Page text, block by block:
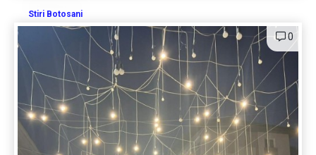
Stiri Botosani
0